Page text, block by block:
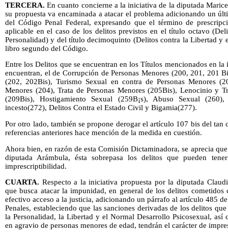
TERCERA. En cuanto concierne a la iniciativa de la diputada
su propuesta va encaminada a atacar el problema adicionando un
del Código Penal Federal, expresando que el término de
aplicable en el caso de los delitos previstos en el título octavo
Personalidad) y del título decimoquinto (Delitos contra la Libertad y
libro segundo del Código.
Entre los Delitos que se encuentran en los Títulos mencionados en
encuentran, el de Corrupción de Personas Menores (200, 201, 201
(202, 202Bis), Turismo Sexual en contra de Personas Menores
Menores (204), Trata de Personas Menores (205Bis), Lenocinio y
(209Bis), Hostigamiento Sexual (259B¡s), Abuso Sexual
incesto(272), Delitos Contra el Estado Civil y Bigamia(277).
Por otro lado, también se propone derogar el artículo 107 bis del tan
referencias anteriores hace mención de la medida en cuestión.
Ahora bien, en razón de esta Comisión Dictaminadora, se aprecia
diputada Arámbula, ésta sobrepasa los delitos que pueden
imprescriptibilidad.
CUARTA. Respecto a la iniciativa propuesta por la diputada
que busca atacar la impunidad, en general de los delitos cometidos
efectivo acceso a la justicia, adicionando un párrafo al artículo 485
Penales, estableciendo que las sanciones derivadas de los delitos
la Personalidad, la Libertad y el Normal Desarrollo Psicosexual, así
en agravio de personas menores de edad, tendrán el carácter de